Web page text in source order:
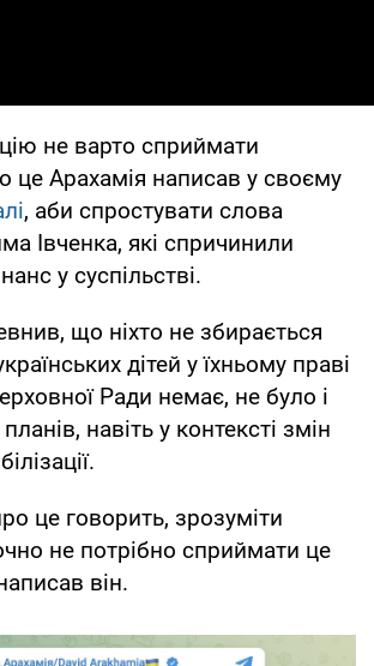
не варто сприймати
це Арахамія написав у своєму
, аби спростувати слова
Івченка, які спричинили
у суспільстві.
що ніхто не збирається
дітей у їхньому праві
Ради немає, не було і
навіть у контексті змін
це говорить, зрозуміти
не потрібно сприймати це
він.